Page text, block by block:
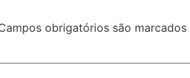
obrigatórios são marcados